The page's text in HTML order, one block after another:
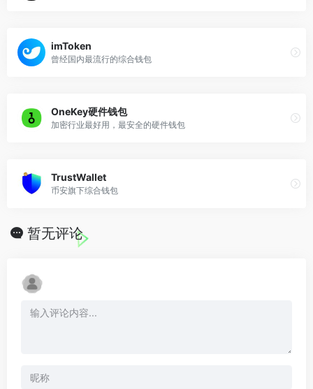
imToken
曾经国内最流行的综合钱包
OneKey硬件钱包
加密行业最好用，最安全的硬件钱包
TrustWallet
币安旗下综合钱包
暂无评论